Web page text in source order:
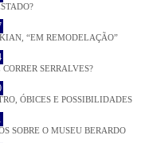
“EM REMODELAÇÃO”
SERRALVES?
ÓBICES E POSSIBILIDADES
SOBRE O MUSEU BERARDO